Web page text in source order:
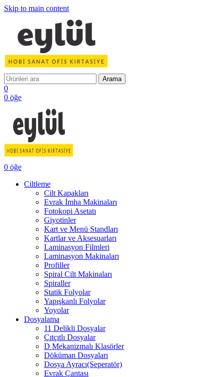
Skip to main content
Arama
0
0 öğe
0 öğe
Ciltleme
Cilt Kapakları
Evrak İmha Makinaları
Fotokopi Asetatı
Giyotinler
Kart ve Menü Standları
Kartlar ve Aksesuarları
Laminasyon Filmleri
Laminasyon Makinaları
Profiller
Spiral Cilt Makinaları
Spiraller
Statik Folyolar
Yapışkanlı Folyolar
Yoyolar
Dosyalama
11 Delikli Dosyalar
Çıtçıtlı Dosyalar
D Mekanizmalı Klasörler
Döküman Dosyaları
Dosya Ayracı(Seperatör)
Evrak Çantası